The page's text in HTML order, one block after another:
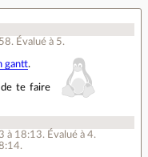
. Évalué à 5.
gantt.
de te faire
à 18:13. Évalué à4.